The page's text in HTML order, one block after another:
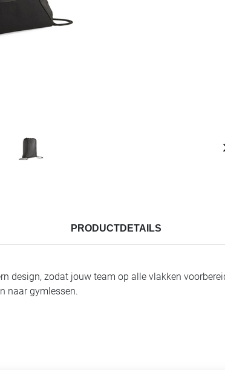
PRODUCTDETAILS
design, zodat jouw team op alle vlakken
naar gymlessen.